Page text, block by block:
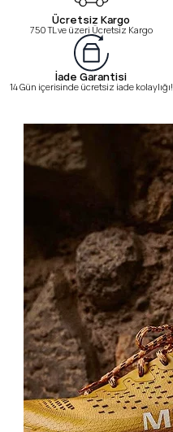
Ücretsiz Kargo
750 TL ve üzeri Ücretsiz Kargo
İade Garantisi
14 Gün içerisinde ücretsiz iade kolaylığı!